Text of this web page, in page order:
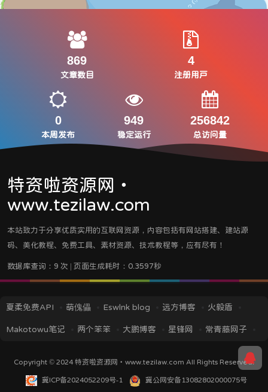
869
文章数目
4
注册用户
0
本周发布
949
稳定运行
256842
总访问量
特资啦资源网・
www.tezilaw.com
本站致力于分享优质实用的互联网资源，内容包括有网站搭建、建站源
码、美化教程、免费工具、素材资源、技术教程等，应有尽有！
数据库查询：9 次 | 页面生成耗时：0.3597秒
夏柔免费API 萌傀儡 Eswlnk blog 远方博客 火毅盾
Makotowu笔记 两个笨笨 大鹏博客 星锋网 常青藤网子
TITAIKE
黎洛云科技
Copyright © 2024特资啦资源网・www.tezilaw.com All Rights Reserved.
冀ICP备2024052209号-1 冀公网安备13082802000075号